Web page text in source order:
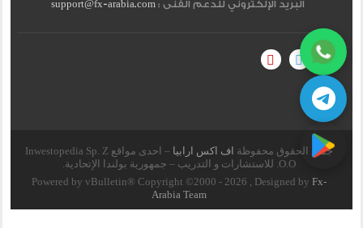
البريد الإلكتروني للدعم الفنى :support@fx-arabia.com
جميع الحقوق محفوظة اف اكس ارابيا
– احدى مواقع Inwestopedia Sp. Z
O.O. للاستشارات و التدريب – جمهورية بولندا الإتحادية.
Powered by vBulletin® Copyright ©2000 - 2026 , Designed byFx-
Arabia Team